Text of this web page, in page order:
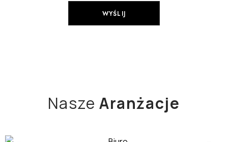
NaszeAranżacje